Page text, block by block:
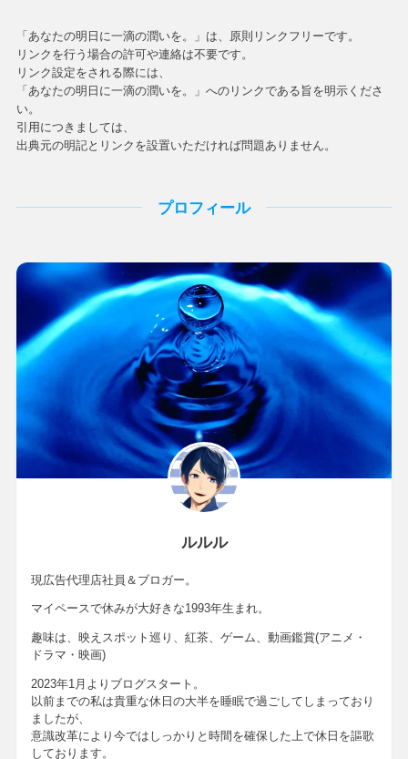
「あなたの明日に一滴の潤いを。」は、原則リンクフリーです。
リンクを行う場合の許可や連絡は不要です。
リンク設定をされる際には、
「あなたの明日に一滴の潤いを。」へのリンクである旨を明示くださ
い。
引用につきましては、
出典元の明記とリンクを設置いただければ問題ありません。
プロフィール
ルルル
現広告代理店社員＆ブロガー。
マイペースで休みが大好きな1993年生まれ。
趣味は、映えスポット巡り、紅茶、ゲーム、動画鑑賞(アニメ・
ドラマ・映画)
2023年1月よりブログスタート。
以前までの私は貴重な休日の大半を睡眠で過ごしてしまっており
ましたが、
意識改革により今ではしっかりと時間を確保した上で休日を謳歌
しております。